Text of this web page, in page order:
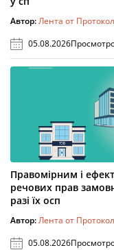
Автор:Лента от
05.08.2026
Правомірним і
речових прав
разі їх осп
Автор:Лента от
05.08.2026